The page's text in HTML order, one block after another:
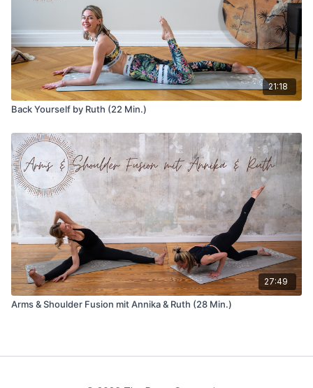
21:18
Back Yourself by Ruth (22 Min.)
27:49
Arms & Shoulder Fusion mit Annika & Ruth (28 Min.)